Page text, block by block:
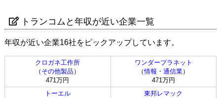
トランコムと年収が近い企業一覧
年収が近い企業16社をピックアップしています。
クロガネ工作所
（ その他製品 ）
471万円
ワンダープラネット
（情報・通信業）
471万円
トーエル
東邦レマック